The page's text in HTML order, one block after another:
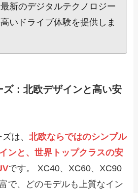
最新のデジタルテクノロジー
いドライブ体験を提供しま
ズ：北欧デザインと高い安
ズは、北欧ならではのシンプル
ンと、世界トップクラスの安
です。 XC40、XC60、XC90
で、どのモデルも上質なイン